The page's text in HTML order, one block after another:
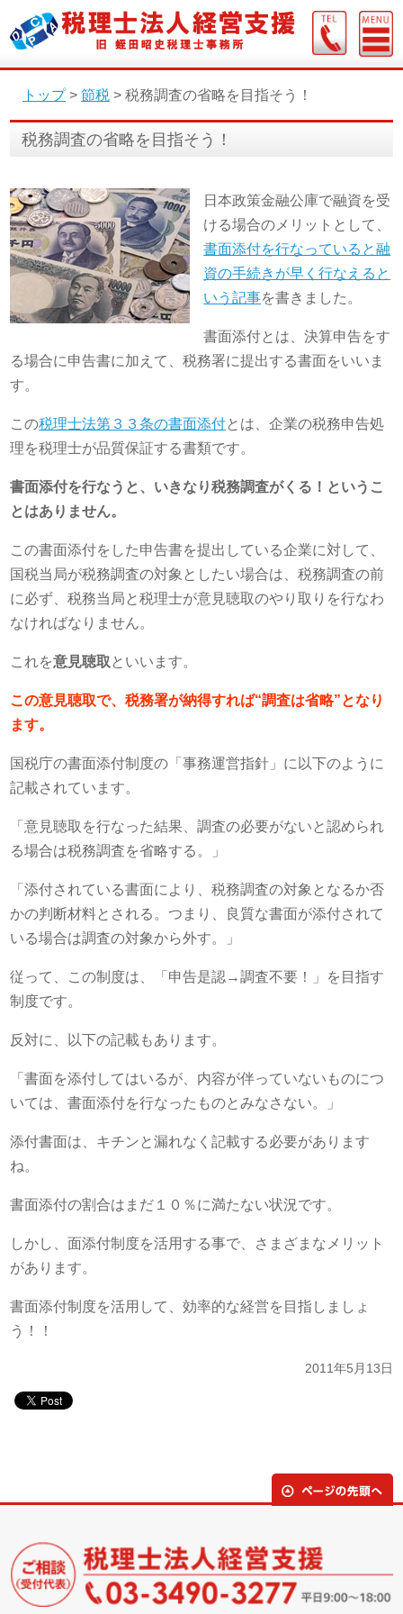
トップ> 節税 > 税務調査の省略を目指そう！
税務調査の省略を目指そう！
日本政策金融公庫で融資を受
ける場合のメリットとして、
書面添付を行なっていると融
資の手続きが早く行なえると
いう記事を書きました。
書面添付とは、決算申告をす
る場合に申告書に加えて、税務署に提出する書面をいいま
す。
この税理士法第３３条の書面添付とは、企業の税務申告処
理を税理士が品質保証する書類です。
書面添付を行なうと、いきなり税務調査がくる！というこ
とはありません。
この書面添付をした申告書を提出している企業に対して、
国税当局が税務調査の対象としたい場合は、税務調査の前
に必ず、税務当局と税理士が意見聴取のやり取りを行なわ
なければなりません。
これを意見聴取 といいます。
この意見聴取で、税務署が納得すれば“調査は省略”となり
ます。
国税庁の書面添付制度の「事務運営指針」に以下のように
記載されています。
「意見聴取を行なった結果、調査の必要がないと認められ
る場合は税務調査を省略する。」
「添付されている書面により、税務調査の対象となるか否
かの判断材料とされる。つまり、良質な書面が添付されて
いる場合は調査の対象から外す。」
従って、この制度は、「申告是認→調査不要！」を目指す
制度です。
反対に、以下の記載もあります。
「書面を添付してはいるが、内容が伴っていないものにつ
いては、書面添付を行なったものとみなさない。」
添付書面は、キチンと漏れなく記載する必要があります
ね。
書面添付の割合はまだ１０％に満たない状況です。
しかし、面添付制度を活用する事で、さまざまなメリット
があります。
書面添付制度を活用して、効率的な経営を目指しましょ
う！！
2011年5月13日